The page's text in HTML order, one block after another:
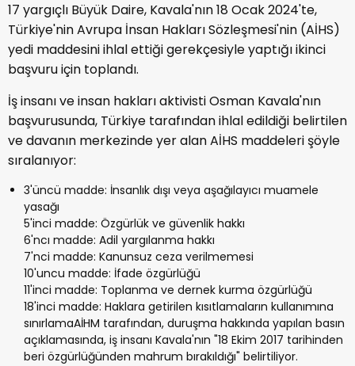
17 yargıçlı Büyük Daire, Kavala'nın 18 Ocak 2024'te,
Türkiye'nin Avrupa İnsan Hakları Sözleşmesi'nin (AİHS)
yedi maddesini ihlal ettiği gerekçesiyle yaptığı ikinci
başvuru için toplandı.
İş insanı ve insan hakları aktivisti Osman Kavala'nın
başvurusunda, Türkiye tarafından ihlal edildiği belirtilen
ve davanın merkezinde yer alan AİHS maddeleri şöyle
sıralanıyor:
3'üncü madde: İnsanlık dışı veya aşağılayıcı muamele
yasağı
5'inci madde: Özgürlük ve güvenlik hakkı
6'ncı madde: Adil yargılanma hakkı
7'nci madde: Kanunsuz ceza verilmemesi
10'uncu madde: İfade özgürlüğü
11'inci madde: Toplanma ve dernek kurma özgürlüğü
18'inci madde: Haklara getirilen kısıtlamaların kullanımına
sınırlamaAİHM tarafından, duruşma hakkında yapılan basın
açıklamasında, iş insanı Kavala'nın "18 Ekim 2017 tarihinden
beri özgürlüğünden mahrum bırakıldığı" belirtiliyor.